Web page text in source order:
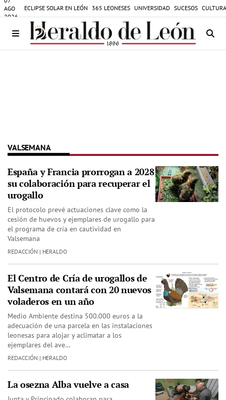
AGO
2026
ECLIPSE SOLAR EN LEÓN 365 LEONESES UNIVERSIDAD SUCESOS
VALSEMANA
España y Francia prorrogan a 2028
su colaboración para recuperar el
urogallo
El protocolo prevé actuaciones clave como la
cesión de huevos y ejemplares de urogallo para
el programa de cría en cautividad en
Valsemana
REDACCIÓN | HERALDO
El Centro de Cría de urogallos de
Valsemana contará con 20 nuevos
voladeros en un año
Medio Ambiente destina 500.000 euros a la
adecuación de una parcela en las instalaciones
leonesas para alojar y aclimatar a los
ejemplares del ave…
REDACCIÓN | HERALDO
La osezna Alba vuelve a casa